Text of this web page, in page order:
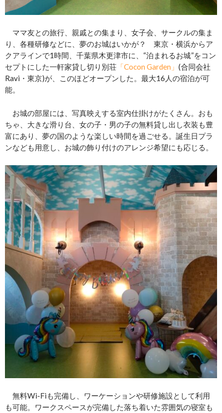
ママ友との旅行、親戚との集まり、女子会、サークルの集ま
り、各種研修などに、夢のお城はいかが？ 東京・横浜からア
クアラインで1時間、千葉県木更津市に、“泊まれるお城”をコン
セプトにした一軒家貸し切り別荘 「Cocon Garden」 (合同会社
Ravi・東京)が、このほどオープンした。最大16人の宿泊が可
能。
お城の部屋には、写真映えする室内仕掛けがたくさん。おも
ちゃ、大きな滑り台、女の子・男の子の無料貸し出し衣装も豊
富にあり、夢の国のような楽しい時間を過ごせる。誕生日プラ
ンなども用意し、お城の飾り付けのアレンジ希望にも応じる。
無料Wi-Fiも完備し、ワーケーションや研修施設として利用
も可能。ワークスペースが完備した落ち着いた雰囲気の寝室も